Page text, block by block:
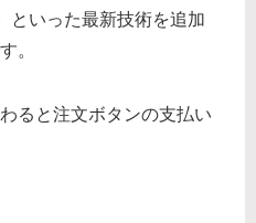
といった最新技術を追加
。
ると注文ボタンの支払い